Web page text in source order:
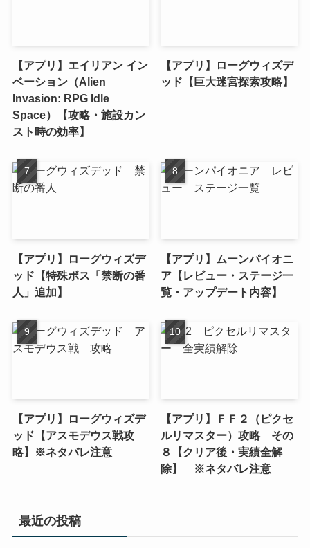
【アプリ】エイリアン イン
ベーション（Alien
Invasion: RPG Idle
Space）【攻略・施設カン
スト時の効率】
【アプリ】ローグウィズデ
ッド【巨大迷宮探索攻略】
【アプリ】ローグウィズデ
ッド【特殊ボス「禁断の番
人」追加】
【アプリ】ムーンパイオニ
ア【レビュー・ステージ一
覧・アップデート内容】
【アプリ】ローグウィズデ
ッド【アスモデウス戦攻
略】※ネタバレ注意
【アプリ】ＦＦ２（ピクセ
ルリマスター）攻略 その
８【クリア後・実績全解
除】 ※ネタバレ注意
最近の投稿